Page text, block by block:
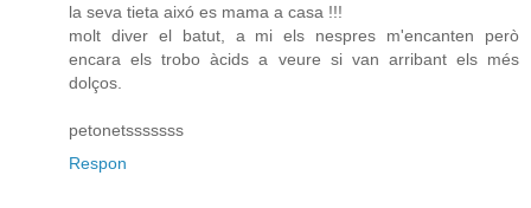
la seva tieta aixó es mama a casa !!!
molt diver el batut, a mi els nespres m'encanten però
encara els trobo àcids a veure si van arribant els més
dolços.
petonetsssssss
Respon